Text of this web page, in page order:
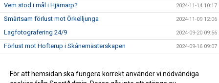
Vem stod i mål i Hjärnarp? 2024-11-14 10:17
Smärtsam förlust mot Örkelljunga 2024-11-09 12:06
Lagfotografering 24/9 2024-09-20 09:56
Förlust mot Hofterup i Skånemästerskapen 2024-09-16 09:07
Serieseger och avancemang till div 3 2024-03-18 22:51
För att hemsidan ska fungera korrekt använder vi nödvändiga